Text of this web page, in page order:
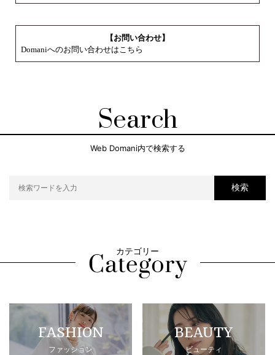
【お問い合わせ】
Domaniへのお問い合わせはこちら
Search
Web Domani内で検索する
検索
カテゴリー
FASHION
ファッション
BEAUTY
ビューティ